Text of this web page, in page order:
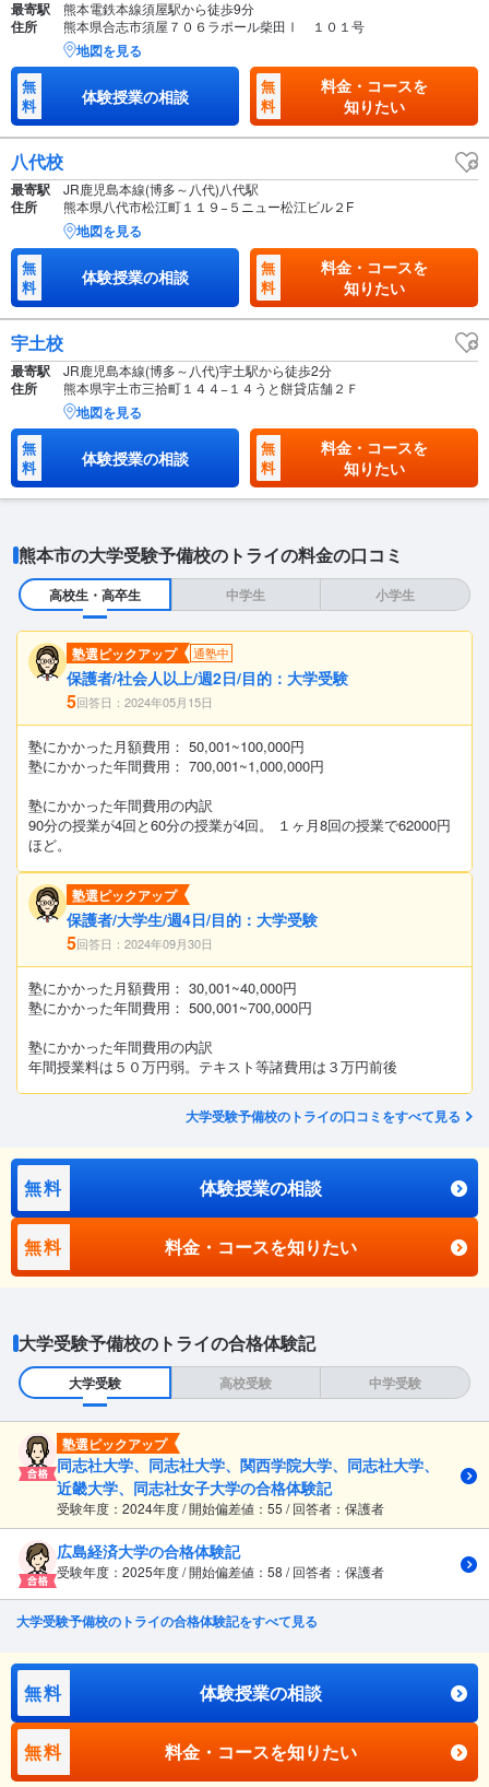
最寄駅 熊本電鉄本線須屋駅から徒歩9分
住所 熊本県合志市須屋７０６ラポール柴田Ⅰ １０１号
地図を見る
無
料
体験授業の相談
無
料
料金・コースを
知りたい
八代校
最寄駅 JR鹿児島本線(博多～八代)八代駅
住所 熊本県八代市松江町１１９−５ニュー松江ビル２F
地図を見る
無
料
体験授業の相談
無
料
料金・コースを
知りたい
宇土校
最寄駅 JR鹿児島本線(博多～八代)宇土駅から徒歩2分
住所 熊本県宇土市三拾町１４４−１４うと餅貸店舗２Ｆ
地図を見る
無
料
体験授業の相談
無
料
料金・コースを
知りたい
熊本市の大学受験予備校のトライの料金の口コミ
高校生・高卒生 中学生 小学生
塾選ピックアップ 通塾中
保護者/社会人以上/週2日/目的：大学受験
5回答日：2024年05月15日
塾にかかった月額費用： 50,001~100,000円
塾にかかった年間費用： 700,001~1,000,000円
塾にかかった年間費用の内訳
90分の授業が4回と60分の授業が4回。 １ヶ月8回の授業で62000円
ほど。
塾選ピックアップ
保護者/大学生/週4日/目的：大学受験
5回答日：2024年09月30日
塾にかかった月額費用： 30,001~40,000円
塾にかかった年間費用： 500,001~700,000円
塾にかかった年間費用の内訳
年間授業料は５０万円弱。テキスト等諸費用は３万円前後
大学受験予備校のトライの口コミをすべて見る
無料 体験授業の相談
無料 料金・コースを知りたい
大学受験予備校のトライの合格体験記
大学受験 高校受験 中学受験
塾選ピックアップ
同志社大学、同志社大学、関西学院大学、同志社大学、
近畿大学、同志社女子大学の合格体験記
受験年度：2024年度 / 開始偏差値：55 / 回答者：保護者
広島経済大学の合格体験記
受験年度：2025年度 / 開始偏差値：58 / 回答者：保護者
大学受験予備校のトライの合格体験記をすべて見る
無料 体験授業の相談
無料 料金・コースを知りたい